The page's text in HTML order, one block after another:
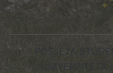
Post
navigation
POSJETA